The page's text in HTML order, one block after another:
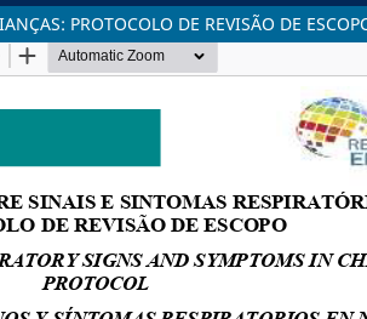
PROTOCOLO DE REVISÃO DE